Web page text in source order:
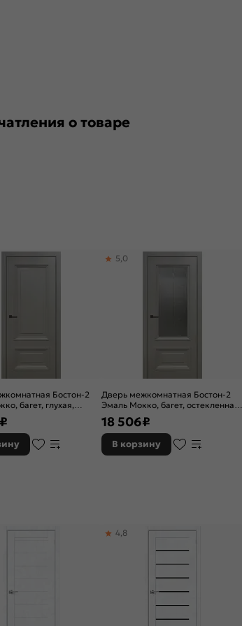
о товаре
Бостон-2
багет, глухая,
₽
Дверь межкомнатная Бостон-2
Эмаль Мокко, багет, остекленная,
каркасно-щитовая
5,0
18 506₽
В корзину
4,8